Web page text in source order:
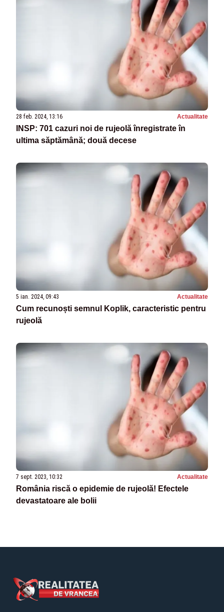
28 feb. 2024, 13:16 Actualitate
INSP: 701 cazuri noi de rujeolă înregistrate în
ultima săptămână; două decese
5 ian. 2024, 09:43 Actualitate
Cum recunoști semnul Koplik, caracteristic pentru
rujeolă
7 sept. 2023, 10:32 Actualitate
România riscă o epidemie de rujeolă! Efectele
devastatoare ale bolii